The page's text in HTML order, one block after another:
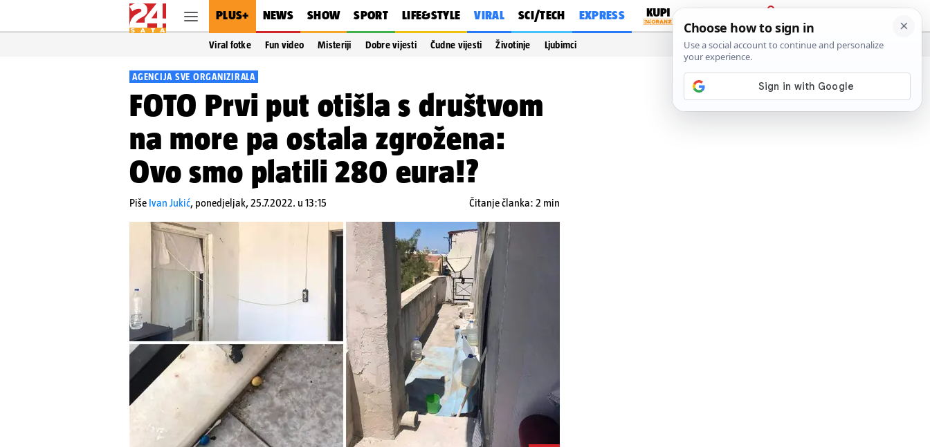
PLUS+ NEWS SHOW SPORT LIFE&STYLE VIRAL SCI/TECH EXPRESS
PRIJAVA
Viral fotke Fun video Misteriji Dobre vijesti Čudne vijesti Životinje Ljubimci
AGENCIJA SVE ORGANIZIRALA
FOTO Prvi put otišla s društvom
na more pa ostala zgrožena:
Ovo smo platili 280 eura!?
Piše Ivan Jukić, ponedjeljak, 25.7.2022. u 13:15 Čitanje članka: 2 min